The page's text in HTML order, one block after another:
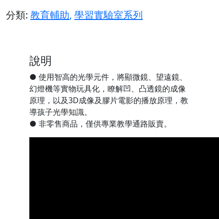
分類: 教育輔助, 學習實驗室系列
說明
● 使用智高的光學元件，將顯微鏡、望遠鏡、
幻燈機等實物玩具化，瞭解凹、凸透鏡的成像
原理，以及3D成像及膠片電影的播放原理，教
導孩子光學知識。
● 非零售商品，僅供專業教學通路販賣。